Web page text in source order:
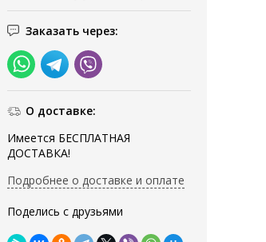
Заказать через:
О доставке:
Имеется БЕСПЛАТНАЯ
ДОСТАВКА!
Подробнее о доставке и оплате
Поделись с друзьями